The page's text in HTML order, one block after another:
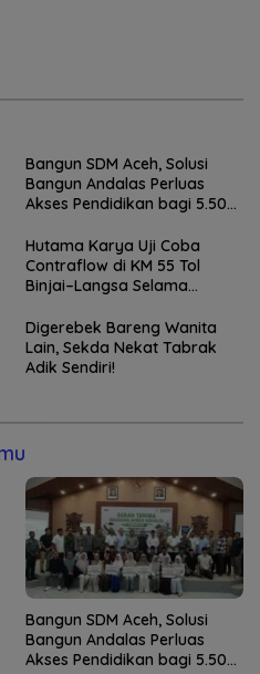
Bangun SDM Aceh, Solusi
Bangun Andalas Perluas
Akses Pendidikan bagi 5.500
Hutama Karya Uji Coba
Contraflow di KM 55 Tol
Binjai–Langsa Selama
Digerebek Bareng Wanita
Lain, Sekda Nekat Tabrak
Adik Sendiri!
Bangun SDM Aceh, Solusi
Bangun Andalas Perluas
Akses Pendidikan bagi 5.500